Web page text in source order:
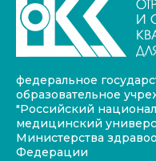
федеральное
образовательное
"Российский
медицинский
Министерства
Федерации